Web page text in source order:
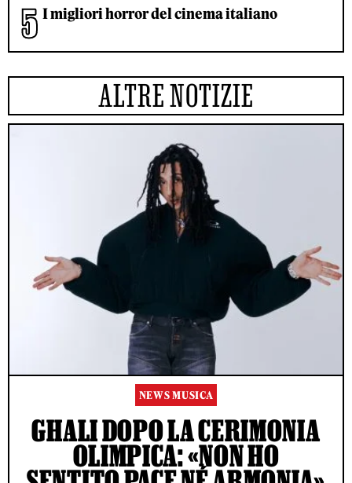
I migliori horror del cinema italiano
ALTRE NOTIZIE
NEWS MUSICA
GHALI DOPO LA CERIMONIA
OLIMPICA: «NON HO